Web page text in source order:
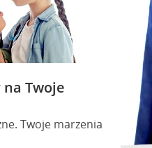
Twoje
Twoje marzenia